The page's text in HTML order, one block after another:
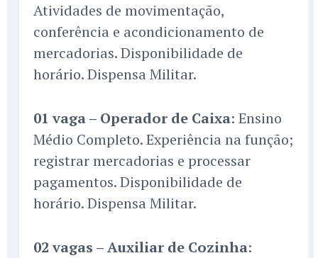
Atividades de movimentação,
conferência e acondicionamento de
mercadorias. Disponibilidade de
horário. Dispensa Militar.
01 vaga – Operador de Caixa: Ensino
Médio Completo. Experiência na função;
registrar mercadorias e processar
pagamentos. Disponibilidade de
horário. Dispensa Militar.
02 vagas – Auxiliar de Cozinha: